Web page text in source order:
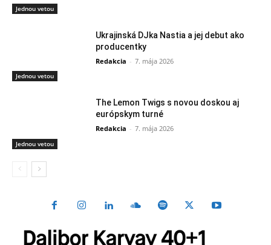
Jednou vetou
Jednou vetou
Ukrajinská DJka Nastia a jej debut ako
producentky
Redakcia - 7. mája 2026
Jednou vetou
The Lemon Twigs s novou doskou aj
európskym turné
Redakcia - 7. mája 2026